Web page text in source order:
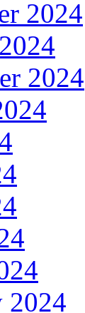
2024
2024
2024